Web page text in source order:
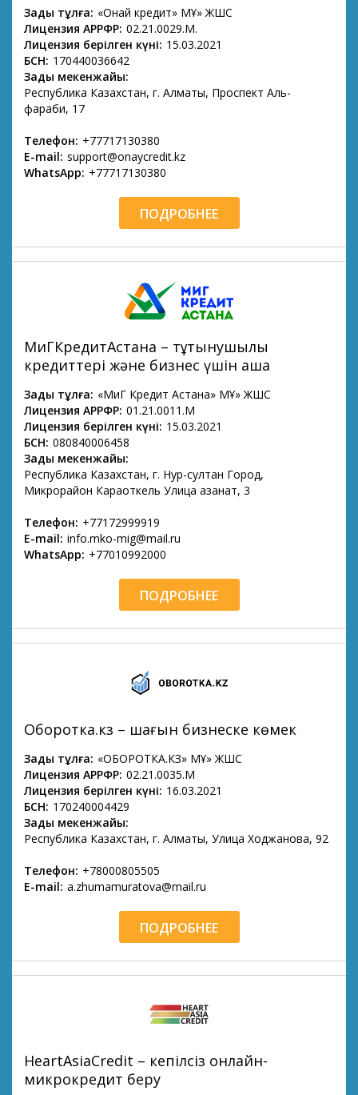
Заңды тұлға: «Онай кредит» МҚҰ» ЖШС
Лицензия АРРФР: 02.21.0029.М.
Лицензия берілген күні: 15.03.2021
БСН: 170440036642
Заңды мекенжайы:
Республика Казахстан, г. Алматы, Проспект Аль-
фараби, 17
Телефон: +77717130380
E-mail: support@onaycredit.kz
WhatsApp: +77717130380
ПОДРОБНЕЕ
МиГКредитАстана – тұтынушылық
кредиттері және бизнес үшін ақша
Заңды тұлға: «МиГ Кредит Астана» МҚҰ» ЖШС
Лицензия АРРФР: 01.21.0011.М
Лицензия берілген күні: 15.03.2021
БСН: 080840006458
Заңды мекенжайы:
Республика Казахстан, г. Нур-султан Город,
Микрорайон Караоткель Улица Қазанат, 3
Телефон: +77172999919
E-mail: info.mko-mig@mail.ru
WhatsApp: +77010992000
ПОДРОБНЕЕ
Оборотка.кз – шағын бизнеске көмек
Заңды тұлға: «ОБОРОТКА.КЗ» МҚҰ» ЖШС
Лицензия АРРФР: 02.21.0035.М
Лицензия берілген күні: 16.03.2021
БСН: 170240004429
Заңды мекенжайы:
Республика Казахстан, г. Алматы, Улица Ходжанова, 92
Телефон: +78000805505
E-mail: a.zhumamuratova@mail.ru
ПОДРОБНЕЕ
HeartAsiaCredit – кепілсіз онлайн-
микрокредит беру